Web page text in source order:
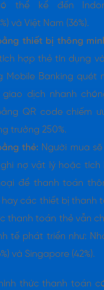
thể kể đến
và Việt Nam (36%).
thiết bị thông
hợp thẻ tín dụng
Mobile Banking quét
dịch nhanh
QR code chiếm
trưởng 250%.
thẻ: Người mua
nợ vật lý hoặc tích
để thanh toán
hay các thiết bị thanh
thanh toán thẻ vẫn
tế phát triển như:
và Singapore (42%).
thức thanh toán